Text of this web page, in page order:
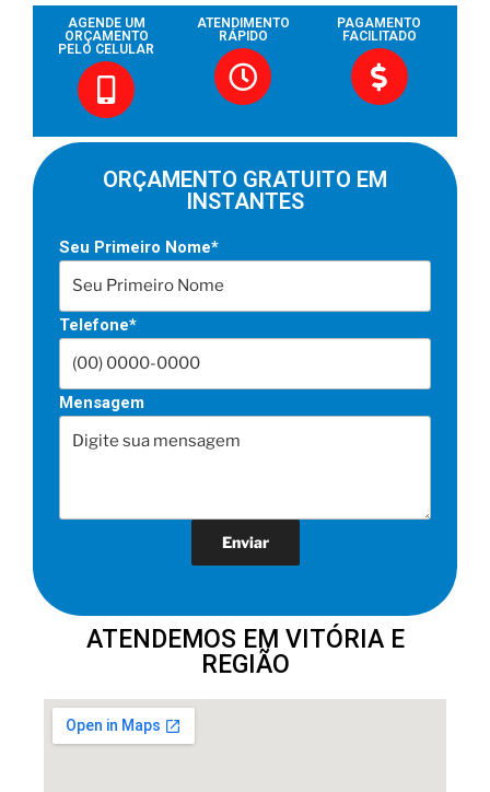
AGENDE UM
ORÇAMENTO
PELO CELULAR
ATENDIMENTO
RÁPIDO
PAGAMENTO
FACILITADO
ORÇAMENTO GRATUITO EM
INSTANTES
Seu Primeiro Nome*
Telefone*
Mensagem
ATENDEMOS EM VITÓRIA E
REGIÃO